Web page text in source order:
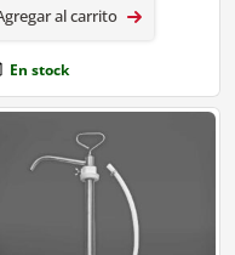
al carrito
En stock